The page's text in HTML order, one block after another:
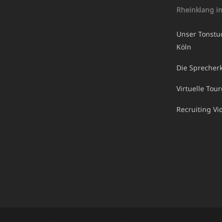
Rheinklang
Unser
Köln
Die
Virtuelle
Recruiting